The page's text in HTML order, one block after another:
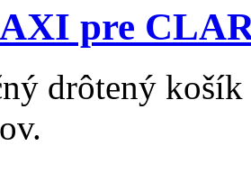
pre
drôtený košík